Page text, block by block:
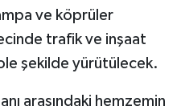
ve köprüler
trafik ve inşaat
şekilde yürütülecek.
arasındaki hemzemin